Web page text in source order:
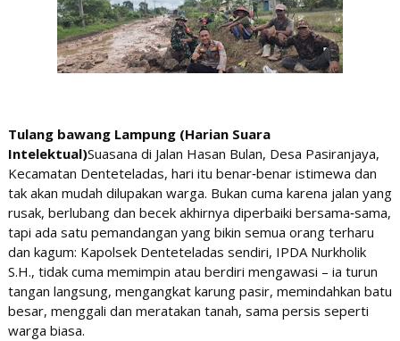
Tulang bawang Lampung (Harian Suara
Intelektual)Suasana di Jalan Hasan Bulan, Desa Pasiranjaya,
Kecamatan Denteteladas, hari itu benar‑benar istimewa dan
tak akan mudah dilupakan warga. Bukan cuma karena jalan yang
rusak, berlubang dan becek akhirnya diperbaiki bersama‑sama,
tapi ada satu pemandangan yang bikin semua orang terharu
dan kagum: Kapolsek Denteteladas sendiri, IPDA Nurkholik
S.H., tidak cuma memimpin atau berdiri mengawasi – ia turun
tangan langsung, mengangkat karung pasir, memindahkan batu
besar, menggali dan meratakan tanah, sama persis seperti
warga biasa.